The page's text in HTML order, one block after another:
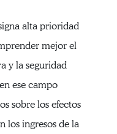
alta prioridad
mejor el
y la seguridad
ese campo
sobre los efectos
los ingresos de la